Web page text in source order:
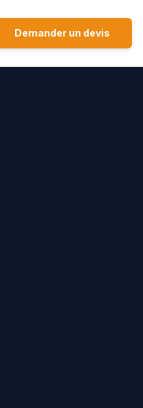
Demander un devis